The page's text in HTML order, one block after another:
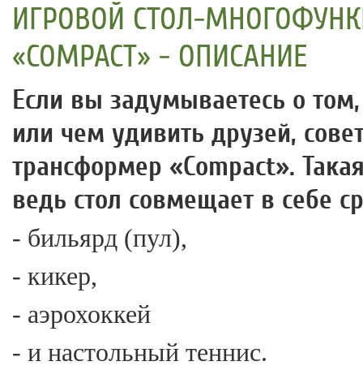
ИГРОВОЙ СТОЛ-
«COMPACT» - ОПИСАНИЕ
Если вы задумываетесь о
или чем удивить друзей,
трансформер «Compact».
ведь стол совмещает в себе
- бильярд (пул),
- кикер,
- аэрохоккей
- и настольный теннис.